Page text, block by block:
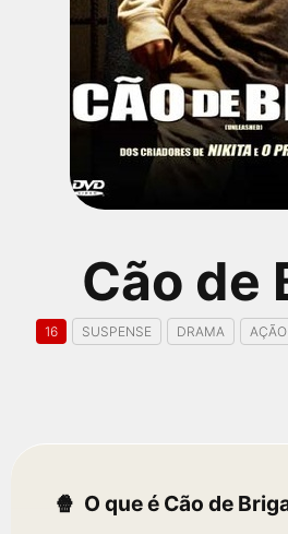
Cão de
16 SUSPENSE DRAMA AÇÃO
O que é Cão de
FilmesNoCinema.com.bré o maior
sessões de cinema no Brasil. Através dele,
encontrar os filmes no cinema mais
qualquer cidade em território brasileiro.
acessar informações sobre cinemas,